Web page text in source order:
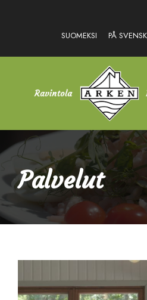
SUOMEKSI PÅ
Palvelut